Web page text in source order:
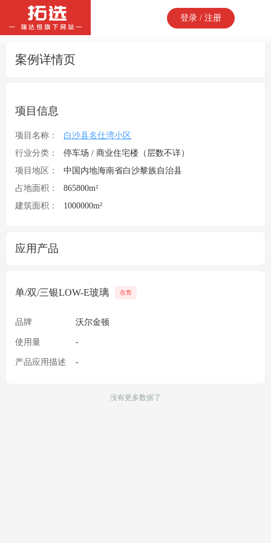
登录 / 注册
案例详情页
项目信息
项目名称：
白沙县名仕湾小区
行业分类：
停车场 / 商业住宅楼（层数不详）
项目地区：
中国内地海南省白沙黎族自治县
占地面积：
865800m²
建筑面积：
1000000m²
应用产品
单/双/三银LOW-E玻璃 在售
品牌 沃尔金顿
使用量 -
产品应用描述 -
没有更多数据了